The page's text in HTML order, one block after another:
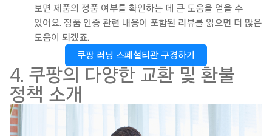
보면 제품의 정품 여부를 확인하는 데 큰 도움을 얻을 수
있어요. 정품 인증 관련 내용이 포함된 리뷰를 읽으면 더 많은
도움이 되겠죠.
쿠팡 러닝 스페셜티관 구경하기
4. 쿠팡의 다양한 교환 및 환불
정책 소개